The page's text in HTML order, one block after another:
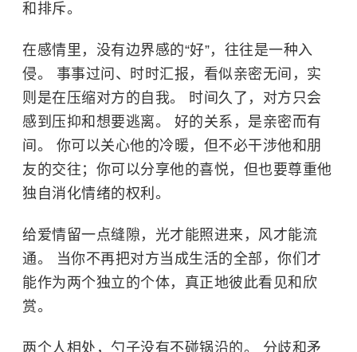
和排斥。
在感情里，没有边界感的“好”，往往是一种入
侵。 事事过问、时时汇报，看似亲密无间，实
则是在压缩对方的自我。 时间久了，对方只会
感到压抑和想要逃离。 好的关系，是亲密而有
间。 你可以关心他的冷暖，但不必干涉他和朋
友的交往；你可以分享他的喜悦，但也要尊重他
独自消化情绪的权利。
给爱情留一点缝隙，光才能照进来，风才能流
通。 当你不再把对方当成生活的全部，你们才
能作为两个独立的个体，真正地彼此看见和欣
赏。
两个人相处，勺子没有不碰锅沿的。 分歧和矛